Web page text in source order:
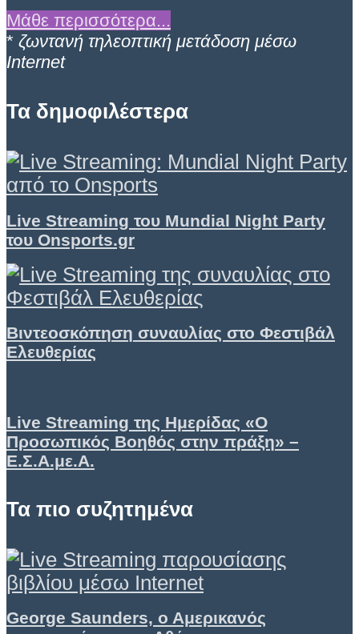
Μάθε περισσότερα...
* ζωντανή τηλεοπτική μετάδοση μέσω
Internet
Τα δημοφιλέστερα
Live Streaming του Mundial Night Party
του Onsports.gr
Βιντεοσκόπηση συναυλίας στο Φεστιβάλ
Ελευθερίας
Live Streaming της Ημερίδας «Ο
Προσωπικός Βοηθός στην πράξη» –
Ε.Σ.Α.με.Α.
Τα πιο συζητημένα
George Saunders, ο Αμερικανός